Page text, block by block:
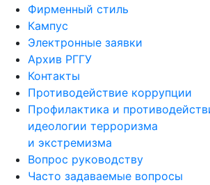
Фирменный стиль
Кампус
Электронные заявки
Архив РГГУ
Контакты
Противодействие коррупции
Профилактика и
идеологии терроризма
и экстремизма
Вопрос руководству
Часто задаваемые вопросы